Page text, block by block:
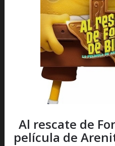
Al rescate de
película de